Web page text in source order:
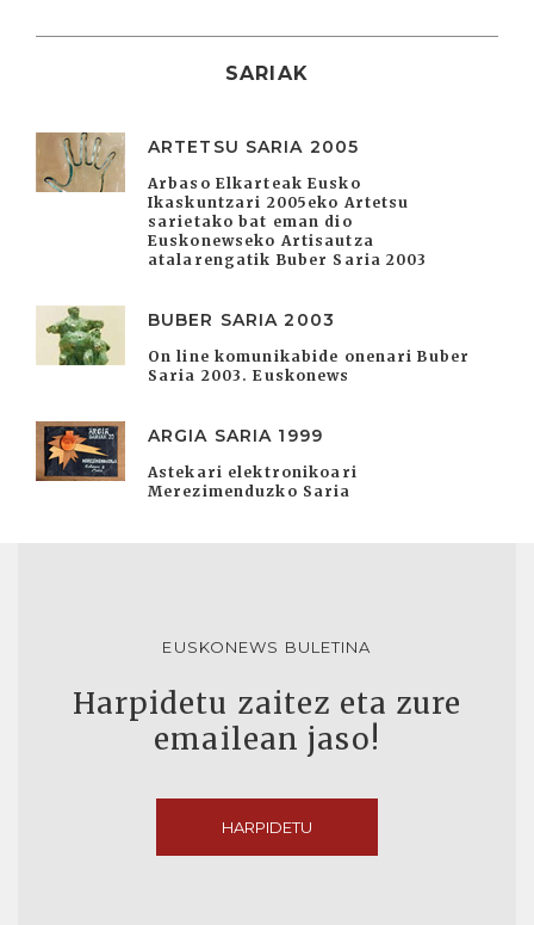
SARIAK
ARTETSU SARIA 2005
Arbaso Elkarteak Eusko
Ikaskuntzari 2005eko Artetsu
sarietako bat eman dio
Euskonewseko Artisautza
atalarengatik Buber Saria 2003
BUBER SARIA 2003
On line komunikabide onenari Buber
Saria 2003. Euskonews
ARGIA SARIA 1999
Astekari elektronikoari
Merezimenduzko Saria
EUSKONEWS BULETINA
Harpidetu zaitez eta zure
emailean jaso!
HARPIDETU